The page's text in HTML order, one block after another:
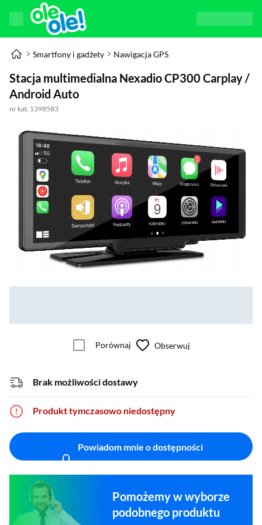
Smartfony i gadżety Nawigacja GPS
Stacja multimedialna Nexadio CP300 Carplay /
Android Auto
nr kat. 1398583
Porównaj Obserwuj
Brak możliwości dostawy
Produkt tymczasowo niedostępny
Powiadom mnie o dostępności
Pomożemy w wyborze
podobnego produktu